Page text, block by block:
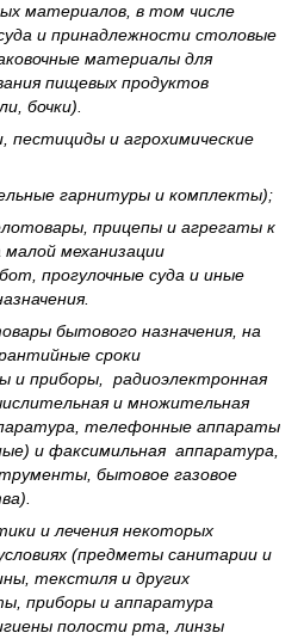
материалов, в том числе
и принадлежности столовые
материалы для
пищевых продуктов
бочки).
и агрохи­мические
гарнитуры и комплекты);
прицепы и агрегаты к
механизации
прогулочные суда и иные
бытового назна­чения, на
сроки
и приборы, радиоэлектронная
и множительная
телефонные аппараты
и факсимильная аппаратура,
бытовое газовое
и лечения некоторых
(предметы санитарии и
текстиля и других
приборы и аппаратура
полости рта, линзы